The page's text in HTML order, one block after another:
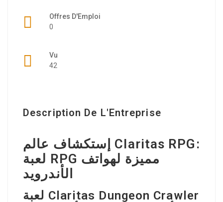
Offres D'Emploi
0
Vu
42
Description De L'Entreprise
إستكشاف عالم Claritas RPG:
لعبة RPG مميزة لهواتف
الأندرويد
لعبة Claritas Dungeon Crawler